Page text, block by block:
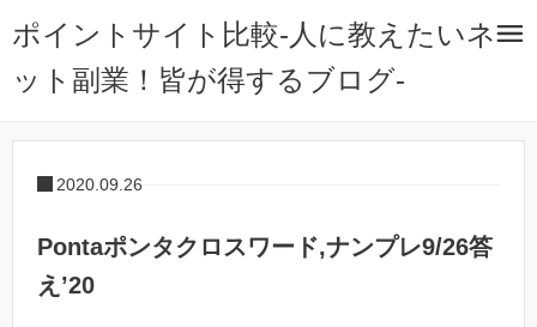
ポイントサイト比較-人に教えたいネ
ット副業！皆が得するブログ-
2020.09.26
Pontaポンタクロスワード,ナンプレ9/26答
え’20